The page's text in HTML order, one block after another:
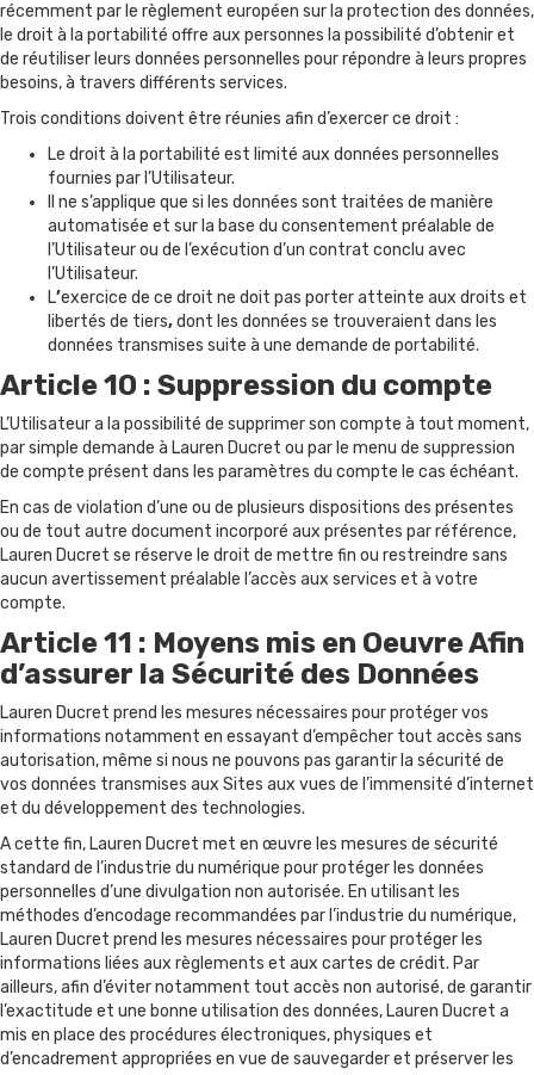
récemment par le règlement européen sur la protection des données,
le droit à la portabilité offre aux personnes la possibilité d’obtenir et
de réutiliser leurs données personnelles pour répondre à leurs propres
besoins, à travers différents services.
Trois conditions doivent être réunies afin d’exercer ce droit :
Le droit à la portabilité est limité aux données personnelles
fournies par l’Utilisateur.
Il ne s’applique que si les données sont traitées de manière
automatisée et sur la base du consentement préalable de
l’Utilisateur ou de l’exécution d’un contrat conclu avec
l’Utilisateur.
L’exercice de ce droit ne doit pas porter atteinte aux droits et
libertés de tiers,dont les données se trouveraient dans les
données transmises suite à une demande de portabilité.
Article 10 : Suppression du compte
L’Utilisateur a la possibilité de supprimer son compte à tout moment,
par simple demande à Lauren Ducret ou par le menu de suppression
de compte présent dans les paramètres du compte le cas échéant.
En cas de violation d’une ou de plusieurs dispositions des présentes
ou de tout autre document incorporé aux présentes par référence,
Lauren Ducret se réserve le droit de mettre fin ou restreindre sans
aucun avertissement préalable l’accès aux services et à votre
compte.
Article 11 : Moyens mis en Oeuvre Afin
d’assurer la Sécurité des Données
Lauren Ducret prend les mesures nécessaires pour protéger vos
informations notamment en essayant d’empêcher tout accès sans
autorisation, même si nous ne pouvons pas garantir la sécurité de
vos données transmises aux Sites aux vues de l’immensité d’internet
et du développement des technologies.
A cette fin, Lauren Ducret met en œuvre les mesures de sécurité
standard de l’industrie du numérique pour protéger les données
personnelles d’une divulgation non autorisée. En utilisant les
méthodes d’encodage recommandées par l’industrie du numérique,
Lauren Ducret prend les mesures nécessaires pour protéger les
informations liées aux règlements et aux cartes de crédit. Par
ailleurs, afin d’éviter notamment tout accès non autorisé, de garantir
l’exactitude et une bonne utilisation des données, Lauren Ducret a
mis en place des procédures électroniques, physiques et
d’encadrement appropriées en vue de sauvegarder et préserver les